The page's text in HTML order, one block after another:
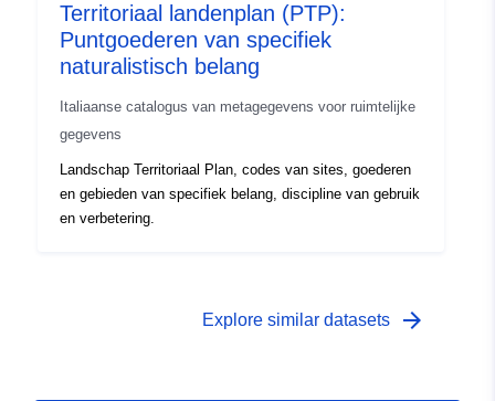
Territoriaal landenplan (PTP):
Puntgoederen van specifiek
naturalistisch belang
Italiaanse catalogus van metagegevens voor ruimtelijke
gegevens
Landschap Territoriaal Plan, codes van sites, goederen
en gebieden van specifiek belang, discipline van gebruik
en verbetering.
Explore similar datasets arrow_forward